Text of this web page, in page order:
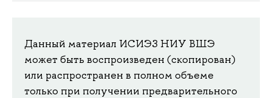
Данный материал ИСИЭЗ НИУ ВШЭ
может быть воспроизведен (скопирован)
или распространен в полном объеме
только при получении предварительного